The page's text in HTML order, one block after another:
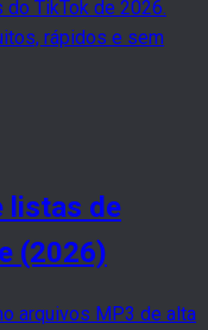
TikTok de 2026.
rápidos e sem
listas de
(2026)
arquivos MP3 de alta